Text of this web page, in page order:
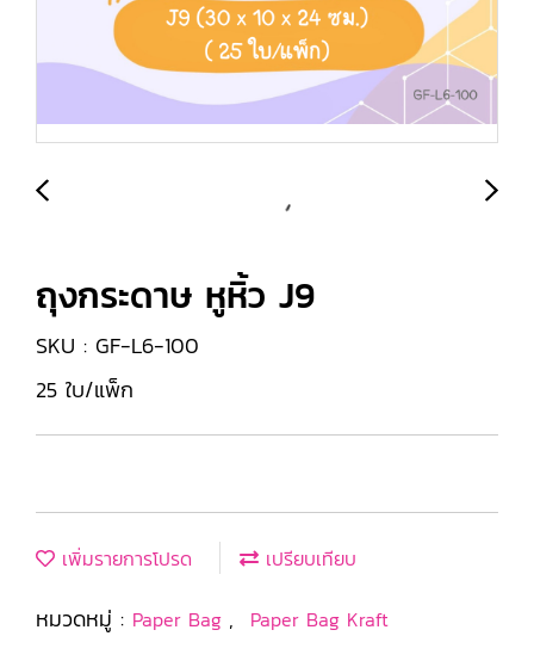
ถุงกระดาษ หูหิ้ว J9
SKU : GF-L6-100
25 ใบ/แพ็ก
เพิ่มรายการโปรด เปรียบเทียบ
หมวดหมู่ : Paper Bag , Paper Bag Kraft